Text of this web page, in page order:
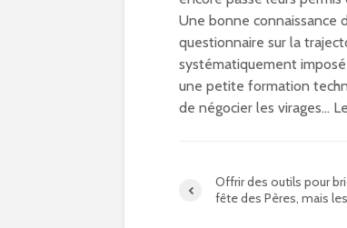
Une bonne connaissance
questionnaire sur la
systématiquement
une petite formation
de négocier les virages…
Offrir des outils pour
fête des Pères, mais